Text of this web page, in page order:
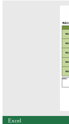
Excel